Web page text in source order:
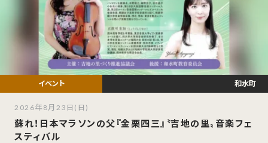
蘇れ！日本マラソンの父『金栗四三』〝吉地の里〟音楽フェ
スティバル
和水町
2026年8月23日(日)